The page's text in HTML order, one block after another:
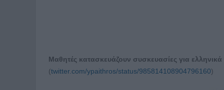
Μαθητές κατασκευάζουν συσκευασίες για
(twitter.com/ypaithros/status/985814108904796160)